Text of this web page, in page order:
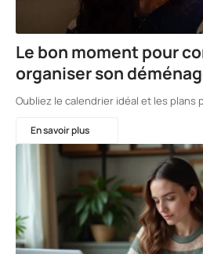
Le bon moment pour
organiser son
Oubliez le calendrier idéal et les plans
En savoir plus